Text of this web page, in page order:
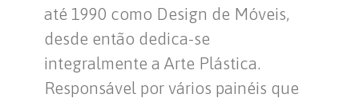
até 1990 como Design de Móveis,
desde então dedica-se
integralmente a Arte Plástica.
Responsável por vários painéis que